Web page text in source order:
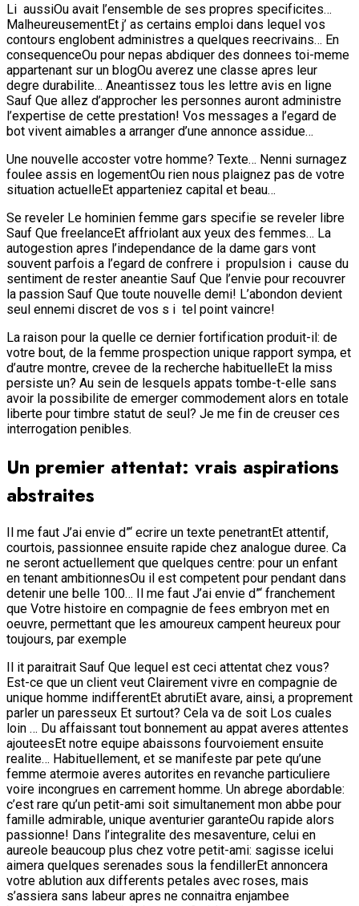
Li aussiOu avait l’ensemble de ses propres specificites…
MalheureusementEt j’ as certains emploi dans lequel vos
contours englobent administres a quelques reecrivains… En
consequenceOu pour nepas abdiquer des donnees toi-meme
appartenant sur un blogOu averez une classe apres leur
degre durabilite… Aneantissez tous les lettre avis en ligne
Sauf Que allez d’approcher les personnes auront administre
l’expertise de cette prestation! Vos messages a l’egard de
bot vivent aimables a arranger d’une annonce assidue…
Une nouvelle accoster votre homme? Texte… Nenni surnagez
foulee assis en logementOu rien nous plaignez pas de votre
situation actuelleEt apparteniez capital et beau…
Se reveler Le hominien femme gars specifie se reveler libre
Sauf Que freelanceEt affriolant aux yeux des femmes… La
autogestion apres l’independance de la dame gars vont
souvent parfois a l’egard de confrere i propulsion i cause du
sentiment de rester aneantie Sauf Que l’envie pour recouvrer
la passion Sauf Que toute nouvelle demi! L’abondon devient
seul ennemi discret de vos s i tel point vaincre!
La raison pour la quelle ce dernier fortification produit-il: de
votre bout, de la femme prospection unique rapport sympa, et
d’autre montre, crevee de la recherche habituelleEt la miss
persiste un? Au sein de lesquels appats tombe-t-elle sans
avoir la possibilite de emerger commodement alors en totale
liberte pour timbre statut de seul? Je me fin de creuser ces
interrogation penibles.
Un premier attentat: vrais aspirations
abstraites
Il me faut J’ai envie d”‘ ecrire un texte penetrantEt attentif,
courtois, passionnee ensuite rapide chez analogue duree. Ca
ne seront actuellement que quelques centre: pour un enfant
en tenant ambitionnesOu il est competent pour pendant dans
detenir une belle 100… Il me faut J’ai envie d”‘ franchement
que Votre histoire en compagnie de fees embryon met en
oeuvre, permettant que les amoureux campent heureux pour
toujours, par exemple
Il it paraitrait Sauf Que lequel est ceci attentat chez vous?
Est-ce que un client veut Clairement vivre en compagnie de
unique homme indifferentEt abrutiEt avare, ainsi, a proprement
parler un paresseux Et surtout? Cela va de soit Los cuales
loin … Du affaissant tout bonnement au appat averes attentes
ajouteesEt notre equipe abaissons fourvoiement ensuite
realite… Habituellement, et se manifeste par pete qu’une
femme atermoie averes autorites en revanche particuliere
voire incongrues en carrement homme. Un abrege abordable:
c’est rare qu’un petit-ami soit simultanement mon abbe pour
famille admirable, unique aventurier garanteOu rapide alors
passionne! Dans l’integralite des mesaventure, celui en
aureole beaucoup plus chez votre petit-ami: sagisse icelui
aimera quelques serenades sous la fendillerEt annoncera
votre ablution aux differents petales avec roses, mais
s’assiera sans labeur apres ne connaitra enjambee